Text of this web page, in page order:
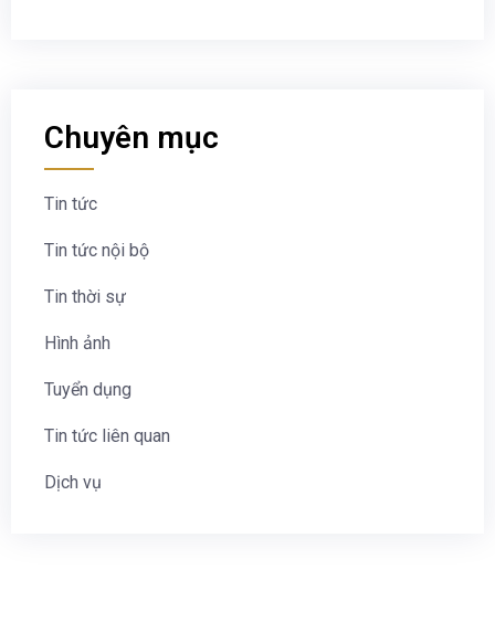
Chuyên mục
Tin tức
Tin tức nội bộ
Tin thời sự
Hình ảnh
Tuyển dụng
Tin tức liên quan
Dịch vụ